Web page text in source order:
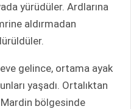
yürüdüler. Ardlarına
aldırmadan
gelince, ortama ayak
yaşadı. Ortalıktan
bölgesinde